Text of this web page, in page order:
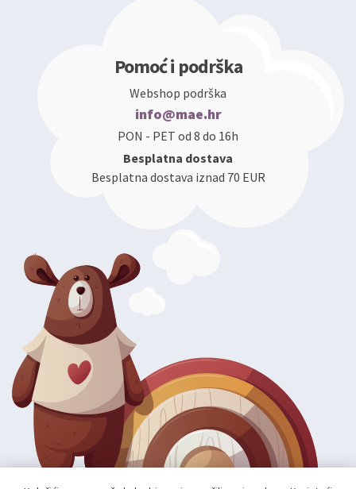
Pomoć i podrška
Webshop podrška
info@mae.hr
PON - PET od 8 do 16h
Besplatna dostava
Besplatna dostava iznad 70 EUR